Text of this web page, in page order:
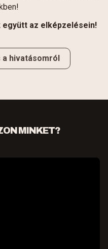
az elképzelésein!
a hivatásomról
MINKET?